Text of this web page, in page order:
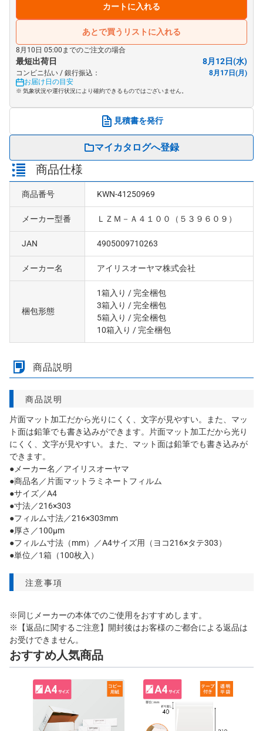
カートに入れる
あとで買うリストに入れる
8月10日 05:00までのご注文の場合
最短出荷日 8月12日(水)
コンビニ払い / 銀行振込：
8月17日(月)
お届け日の目安
※ 気象状況や運行状況により確約できるものではございません。
見積書を発行
マイカタログへ登録
商品仕様
商品番号 KWN-41250969
メーカー型番 ＬＺＭ－Ａ４１００（５３９６０９）
JAN 4905009710263
メーカー名 アイリスオーヤマ株式会社
梱包形態
1箱入り / 完全梱包
3箱入り / 完全梱包
5箱入り / 完全梱包
10箱入り / 完全梱包
商品説明
商品説明
片面マット加工だから光りにくく、文字が見やすい。また、マッ
ト面は鉛筆でも書き込みができます。片面マット加工だから光り
にくく、文字が見やすい。また、マット面は鉛筆でも書き込みが
できます。
●メーカー名／アイリスオーヤマ
●商品名／片面マットラミネートフィルム
●サイズ／A4
●寸法／216×303
●フィルム寸法／216×303mm
●厚さ／100μm
●フィルム寸法（mm）／A4サイズ用（ヨコ216×タテ303）
●単位／1箱（100枚入）
注意事項
※同じメーカーの本体でのご使用をおすすめします。
※【返品に関するご注意】開封後はお客様のご都合による返品は
お受けできません。
おすすめ人気商品